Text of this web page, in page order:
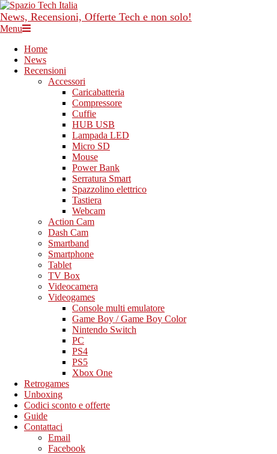
Skip
to
content
News, Recensioni, Offerte Tech e non solo!
Primary
Menu
Menu
Home
News
Recensioni
Accessori
Caricabatteria
Compressore
Cuffie
HUB USB
Lampada LED
Micro SD
Mouse
Power Bank
Serratura Smart
Spazzolino elettrico
Tastiera
Webcam
Action Cam
Dash Cam
Smartband
Smartphone
Tablet
TV Box
Videocamera
Videogames
Console multi emulatore
Game Boy / Game Boy Color
Nintendo Switch
PC
PS4
PS5
Xbox One
Retrogames
Unboxing
Codici sconto e offerte
Guide
Contattaci
Email
Facebook